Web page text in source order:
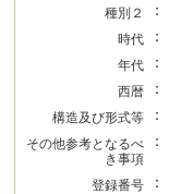
種別２
：
時代
：
年代
：
西暦
：
構造及び形式等
：
その他参考となるべ
き事項
：
登録番号 ：